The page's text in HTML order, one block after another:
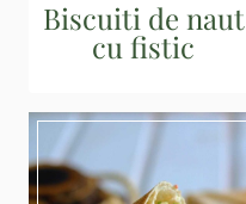
Biscuiti de naut
cu fistic